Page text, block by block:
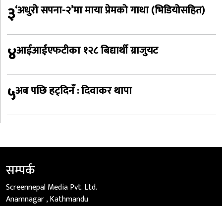
३‘अधुरो सपना-२’मा माया प्रेमको गाथा (भिडियोसहित)
४आईआईएफटीका १२८ बिद्यार्थी ग्राजुयट
५अब पछि हट्दिनँ : दिवाकर थापा
सम्पर्क
Screennepal Media Pvt. Ltd.
Anamnagar , Kathmandu